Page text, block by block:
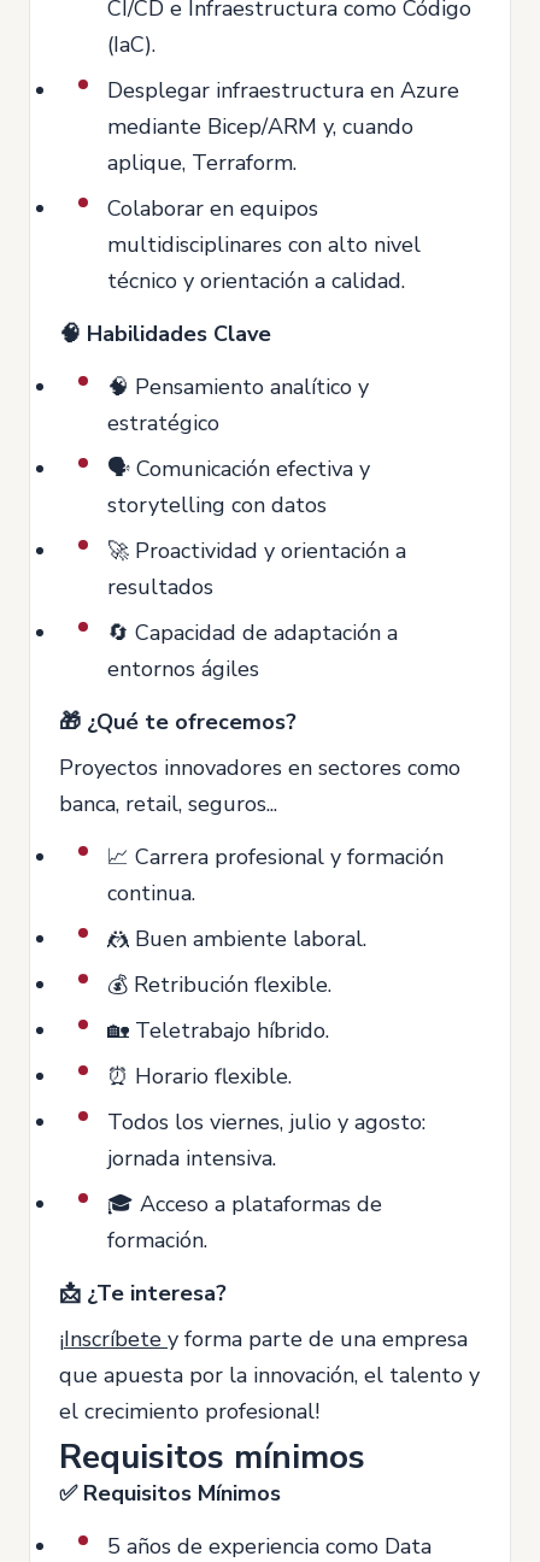
CI/CD e Infraestructura como Código
(IaC).
Desplegar infraestructura en Azure
mediante Bicep/ARM y, cuando
aplique, Terraform.
Colaborar en equipos
multidisciplinares con alto nivel
técnico y orientación a calidad.
🧠 Habilidades Clave
🧠 Pensamiento analítico y
estratégico
🗣️ Comunicación efectiva y
storytelling con datos
🚀 Proactividad y orientación a
resultados
🔄 Capacidad de adaptación a
entornos ágiles
🎁 ¿Qué te ofrecemos?
Proyectos innovadores en sectores como
banca, retail, seguros...
📈 Carrera profesional y formación
continua.
🤼 Buen ambiente laboral.
💰 Retribución flexible.
🏡 Teletrabajo híbrido.
⏰ Horario flexible.
Todos los viernes, julio y agosto:
jornada intensiva.
🎓 Acceso a plataformas de
formación.
📩 ¿Te interesa?
¡Inscríbete y forma parte de una empresa
que apuesta por la innovación, el talento y
el crecimiento profesional!
Requisitos mínimos
✅ Requisitos Mínimos
5 años de experiencia como Data